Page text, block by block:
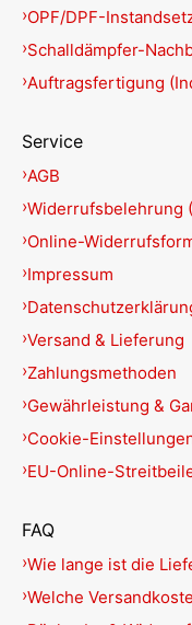
OPF/DPF-
Schalldämpfer-
Auftragsfertigung
Service
AGB
Widerrufsbelehrung
Online-
Impressum
Versand & Lieferung
Zahlungsmethoden
Gewährleistung &
Cookie-
EU-Online-
FAQ
Wie lange ist die
Welche